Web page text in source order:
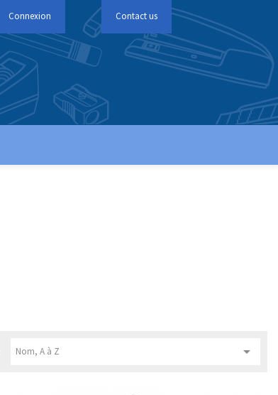
Contact us
Connexion
Nom, A à Z 